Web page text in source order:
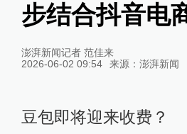
步结合抖音电
澎湃新闻记者 范佳来
2026-06-02 09:54
来源： 澎湃新闻
豆包即将迎来收费？